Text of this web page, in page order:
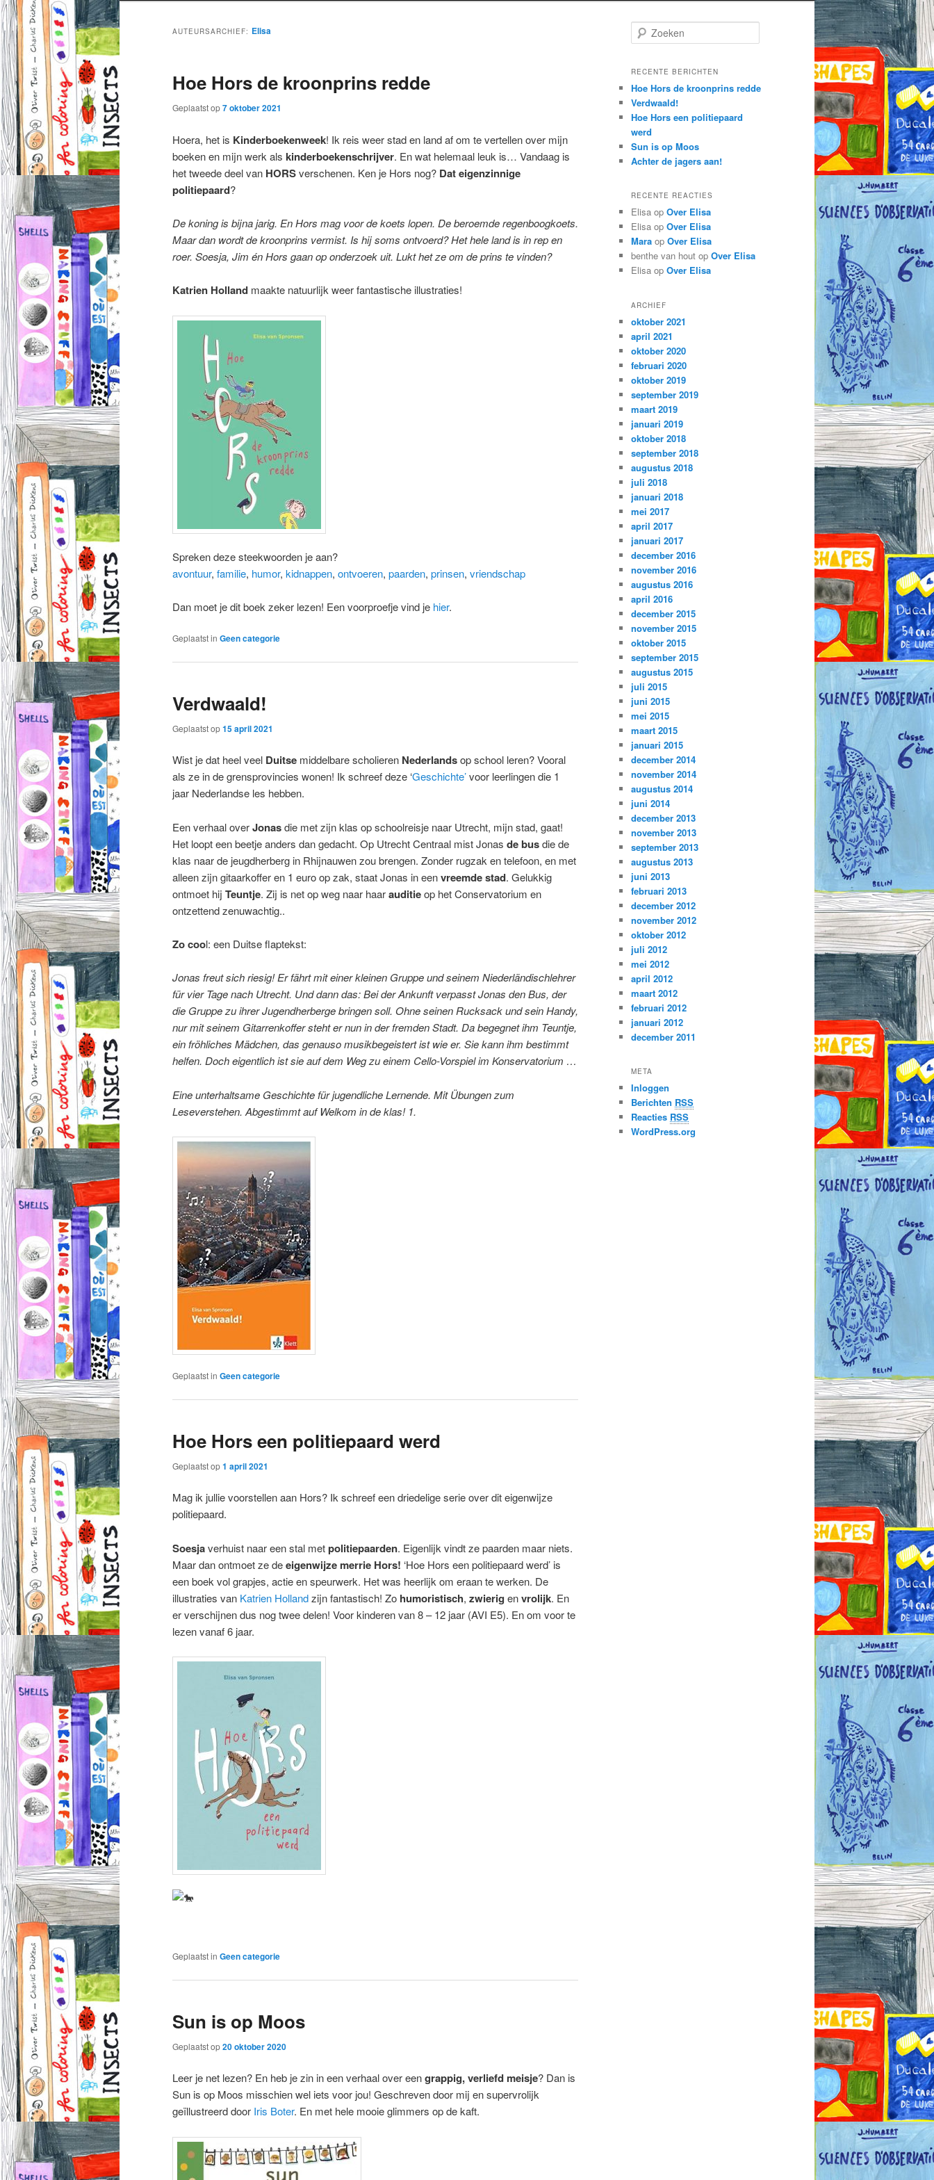
AUTEURSARCHIEF: Elisa
Hoe Hors de kroonprins redde
Geplaatst op7 oktober 2021
Hoera, het is Kinderboekenweek! Ik reis weer stad en land af om te vertellen over mijn
boeken en mijn werk als kinderboekenschrijver. En wat helemaal leuk is… Vandaag is
het tweede deel van HORSverschenen. Ken je Hors nog? Dat eigenzinnige
politiepaard?
De koning is bijna jarig. En Hors mag voor de koets lopen. De beroemde regenboogkoets.
Maar dan wordt de kroonprins vermist. Is hij soms ontvoerd? Het hele land is in rep en
roer. Soesja, Jim én Hors gaan op onderzoek uit. Lukt het ze om de prins te vinden?
Katrien Holland maakte natuurlijk weer fantastische illustraties!
Spreken deze steekwoorden je aan?
avontuur, familie, humor, kidnappen, ontvoeren, paarden, prinsen, vriendschap
Dan moet je dit boek zeker lezen! Een voorproefje vind je hier.
Geplaatst in Geen categorie
Verdwaald!
Geplaatst op15 april 2021
Wist je dat heel veel Duitse middelbare scholieren Nederlandsop school leren? Vooral
als ze in de grensprovincies wonen! Ik schreef deze ‘Geschichte’voor leerlingen die 1
jaar Nederlandse les hebben.
Een verhaal overJonasdie met zijn klas op schoolreisje naar Utrecht, mijn stad, gaat!
Het loopt een beetje anders dan gedacht. Op Utrecht Centraal mist Jonas de busdie de
klas naar de jeugdherberg in Rhijnauwen zou brengen. Zonder rugzak en telefoon, en met
alleen zijn gitaarkoffer en 1 euro op zak, staat Jonas in eenvreemde stad. Gelukkig
ontmoet hij Teuntje. Zij is net op weg naar haarauditieop het Conservatorium en
ontzettend zenuwachtig..
Zo cool: een Duitse flaptekst:
Jonas freut sich riesig! Er fährt mit einer kleinen Gruppe und seinem Niederländischlehrer
für vier Tage nach Utrecht. Und dann das: Bei der Ankunft verpasst Jonas den Bus, der
die Gruppe zu ihrer Jugendherberge bringen soll. Ohne seinen Rucksack und sein Handy,
nur mit seinem Gitarrenkoffer steht er nun in der fremden Stadt. Da begegnet ihm Teuntje,
ein fröhliches Mädchen, das genauso musikbegeistert ist wie er. Sie kann ihm bestimmt
helfen. Doch eigentlich ist sie auf dem Weg zu einem Cello-Vorspiel im Konservatorium …
Eine unterhaltsame Geschichte für jugendliche Lernende. Mit Übungen zum
Leseverstehen. Abgestimmt auf Welkom in de klas! 1.
Geplaatst in Geen categorie
Hoe Hors een politiepaard werd
Geplaatst op1 april 2021
Mag ik jullie voorstellen aan Hors? Ik schreef een driedelige serie over dit eigenwijze
politiepaard.
Soesjaverhuist naar een stal metpolitiepaarden. Eigenlijk vindt ze paarden maar niets.
Maar dan ontmoet ze deeigenwijze merrie Hors! ‘Hoe Hors een politiepaard werd’ is
een boek vol grapjes, actie en speurwerk. Het was heerlijk om eraan te werken. De
illustraties van Katrien Hollandzijn fantastisch! Zo humoristisch, zwierig envrolijk. En
er verschijnen dus nog twee delen! Voor kinderen van 8 – 12 jaar (AVI E5). En om voor te
lezen vanaf 6 jaar.
Geplaatst in Geen categorie
Sun is op Moos
Geplaatst op20 oktober 2020
Leer je net lezen? En heb je zin in een verhaal over eengrappig, verliefd meisje? Dan is
Sun is op Moos misschien wel iets voor jou! Geschreven door mij en supervrolijk
geïllustreerd door Iris Boter. En met hele mooie glimmers op de kaft.
o
k
n
RECENTE BERICHTEN
Hoe Hors de kroonprins redde
Verdwaald!
Hoe Hors een politiepaard
werd
Sun is op Moos
Achter de jagers aan!
RECENTE REACTIES
Elisa op Over Elisa
Elisa op Over Elisa
Mara op Over Elisa
benthe van hout op Over Elisa
Elisa op Over Elisa
ARCHIEF
oktober 2021
april 2021
oktober 2020
februari 2020
oktober 2019
september 2019
maart 2019
januari 2019
oktober 2018
september 2018
augustus 2018
juli 2018
januari 2018
mei 2017
april 2017
januari 2017
december 2016
november 2016
augustus 2016
april 2016
december 2015
november 2015
oktober 2015
september 2015
augustus 2015
juli 2015
juni 2015
mei 2015
maart 2015
januari 2015
december 2014
november 2014
augustus 2014
juni 2014
december 2013
november 2013
september 2013
augustus 2013
juni 2013
februari 2013
december 2012
november 2012
oktober 2012
juli 2012
mei 2012
april 2012
maart 2012
februari 2012
januari 2012
december 2011
META
Inloggen
Berichten RSS
Reacties RSS
WordPress.org